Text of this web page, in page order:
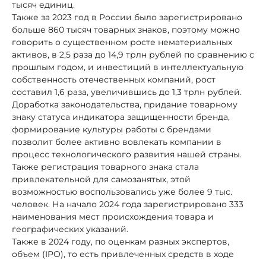
тысяч единиц.
Также за 2023 год в России было зарегистрировано
больше 860 тысяч товарных знаков, поэтому можно
говорить о существенном росте нематериальных
активов, в 2,5 раза до 14,9 трлн рублей по сравнению с
прошлым годом, и инвестиций в интеллектуальную
собственность отечественных компаний, рост
составил 1,6 раза, увеличившись до 1,3 трлн рублей.
Доработка законодательства, придание товарному
знаку статуса индикатора защищенности бренда,
формирование культуры работы с брендами
позволит более активно вовлекать компании в
процесс технологического развития нашей страны.
Также регистрация товарного знака стала
привлекательной для самозанятых, этой
возможностью воспользовались уже более 9 тыс.
человек. На начало 2024 года зарегистрировано 333
наименования мест происхождения товара и
географических указаний.
Также в 2024 году, по оценкам разных экспертов,
объем (IPO), то есть привлеченных средств в ходе